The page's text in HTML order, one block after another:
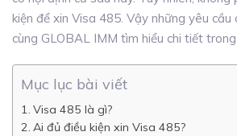
kiện để xin Visa 485. Vậy những yêu
cùng GLOBAL IMM tìm hiểu chi tiết
Mục lục bài viết
Visa 485 là gì?
Ai đủ điều kiện xin Visa 485?